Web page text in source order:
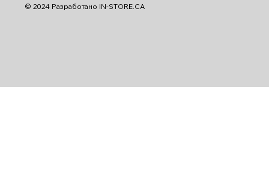
© 2024 Разработано IN-STORE.CA